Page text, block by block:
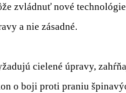
zvládnuť nové
a nie zásadné.
cielené úpravy,
o boji proti praniu